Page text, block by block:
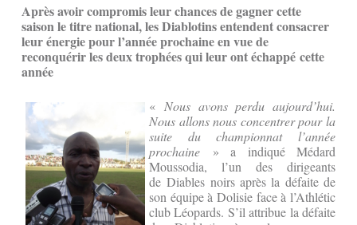
Après avoir compromis leur chances de gagner cette
saison le titre national, les Diablotins entendent consacrer
leur énergie pour l’année prochaine en vue de
reconquérir les deux trophées qui leur ont échappé cette
année
« Nous avons perdu aujourd’hui.
Nous allons nous concentrer pour la
suite du championnat l’année
prochaine » a indiqué Médard
Moussodia, l’un des dirigeants
de Diables noirs après la défaite de
son équipe à Dolisie face à l’Athlétic
club Léopards. S’il attribue la défaite